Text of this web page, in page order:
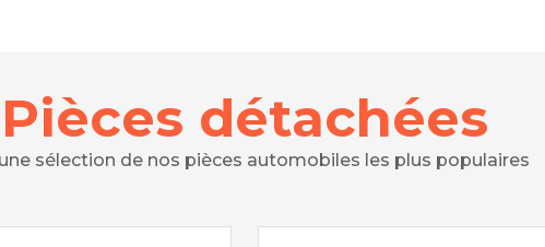
Pièces détachées
sélection de nos pièces automobiles les plus populaires